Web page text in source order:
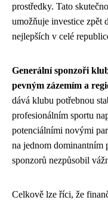
prostředky. Tato
umožňuje investice zpět
nejlepších v celé
Generální sponzoři
pevným zázemím a
dává klubu potřebnou
profesionálním sportu
potenciálními novými
na jednom dominantním
sponzorů nezpůsobil
Celkově lze říci, že